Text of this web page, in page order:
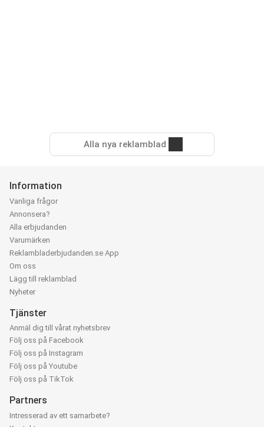
Alla nya reklamblad
Information
Vanliga frågor
Annonsera?
Alla erbjudanden
Varumärken
Reklambladerbjudanden.se App
Om oss
Lägg till reklamblad
Nyheter
Tjänster
Anmäl dig till vårat nyhetsbrev
Följ oss på Facebook
Följ oss på Instagram
Följ oss på Youtube
Följ oss på TikTok
Partners
Intresserad av ett samarbete?